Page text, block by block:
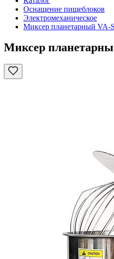
Оснащение пищеблоков
Электромеханическое
Миксер планетарный VA-
Миксер